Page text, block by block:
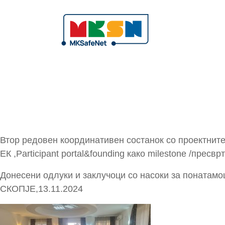
Втор редовен координативен состанок со
ЕК ,Participant portal&founding како milestone /
Донесени одлуки и заклучоци со насоки за
СКОПЈЕ,13.11.2024